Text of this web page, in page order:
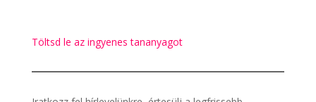
Töltsd le az ingyenes tananyagot